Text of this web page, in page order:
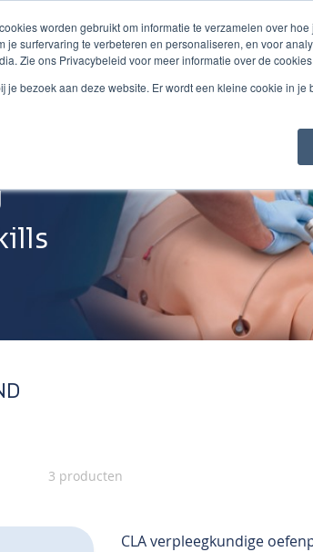
worden gebruikt om informatie te verzamelen over
surfervaring te verbeteren en personaliseren, en voor
Zie ons Privacybeleid voor meer informatie over de
bezoek aan deze website. Er wordt een kleine cookie in je
3 producten
CLA verpleegkundige